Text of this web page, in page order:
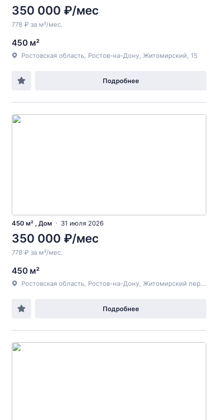
350 000 ₽/мес
778 ₽ за м²/мес.
450 м²
Ростовская область, Ростов-на-Дону, Житомирский, 15
Подробнее
450 м² , Дом 31 июля 2026
350 000 ₽/мес
778 ₽ за м²/мес.
450 м²
Ростовская область, Ростов-на-Дону, Житомирский пер 11
Подробнее